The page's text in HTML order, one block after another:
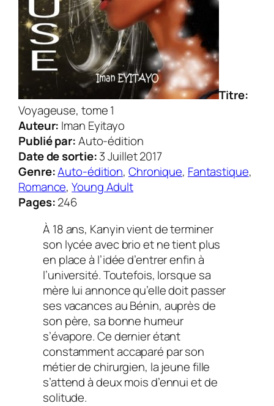
Titre:
Voyageuse, tome 1
Auteur: Iman Eyitayo
Publié par:Auto-édition
Date de sortie:3 Juillet 2017
Genre:Auto-édition, Chronique, Fantastique,
Romance,Young Adult
Pages:246
À 18 ans, Kanyin vient de terminer
son lycée avec brio et ne tient plus
en place à l’idée d’entrer enfin à
l’université. Toutefois, lorsque sa
mère lui annonce qu’elle doit passer
ses vacances au Bénin, auprès de
son père, sa bonne humeur
s’évapore. Ce dernier étant
constamment accaparé par son
métier de chirurgien, la jeune fille
s’attend à deux mois d’ennui et de
solitude.